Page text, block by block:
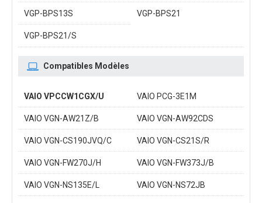
VGP-BPS13S VGP-BPS21
VGP-BPS21/S
Compatibles Modèles
VAIO VPCCW1CGX/U VAIO PCG-3E1M
VAIO VGN-AW21Z/B VAIO VGN-AW92CDS
VAIO VGN-CS190JVQ/C VAIO VGN-CS21S/R
VAIO VGN-FW270J/H VAIO VGN-FW373J/B
VAIO VGN-NS135E/L VAIO VGN-NS72JB